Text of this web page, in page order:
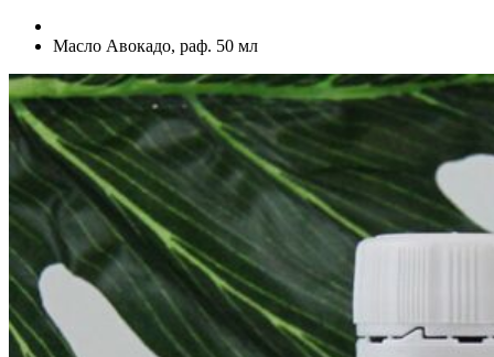
Масло Авокадо, раф. 50 мл